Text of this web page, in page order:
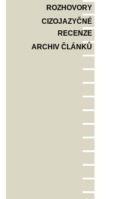
ROZHOVORY
CIZOJAZYČNÉ
RECENZE
ARCHIV ČLÁNKŮ